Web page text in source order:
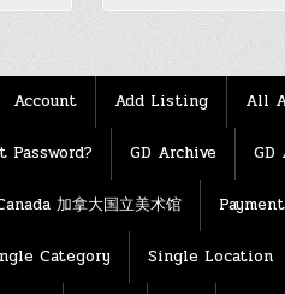
Account Add Listing All
Password? GD Archive GD
加拿大国立美术馆
Category Single Location